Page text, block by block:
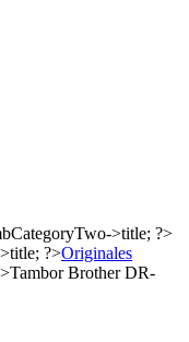
Originales
Tambor Brother DR-